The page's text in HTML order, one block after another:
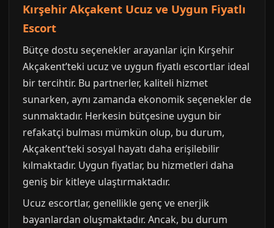
Kırşehir Akçakent Ucuz ve Uygun Fiyatlı
Escort
Bütçe dostu seçenekler arayanlar için Kırşehir
Akçakent’teki ucuz ve uygun fiyatlı escortlar ideal
bir tercihtir. Bu partnerler, kaliteli hizmet
sunarken, aynı zamanda ekonomik seçenekler de
sunmaktadır. Herkesin bütçesine uygun bir
refakatçi bulması mümkün olup, bu durum,
Akçakent’teki sosyal hayatı daha erişilebilir
kılmaktadır. Uygun fiyatlar, bu hizmetleri daha
geniş bir kitleye ulaştırmaktadır.
Ucuz escortlar, genellikle genç ve enerjik
bayanlardan oluşmaktadır. Ancak, bu durum